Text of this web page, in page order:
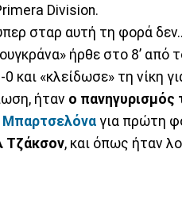
Division.
σταρ αυτή τη φορά
ήρθε στο 8’ από
και «κλείδωσε» τη νίκη
ήταν ο πανηγυρισμός
Μπαρτσελόνα για πρώτη
Τζάκσον, και όπως ήταν